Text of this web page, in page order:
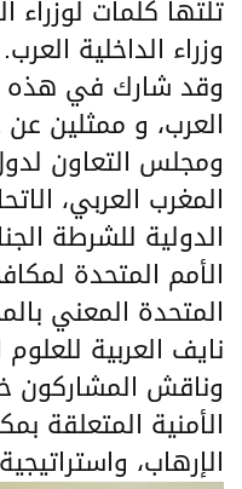
تلتها كلمات
وزراء الداخلية العرب.
وقد شارك في هذه
العرب، و ممثلين عن
ومجلس التعاون
المغرب العربي،
الدولية للشرطة
الأمم المتحدة
المتحدة المعني
نايف العربية
وناقش المشاركون
الأمنية المتعلقة
الإرهاب،